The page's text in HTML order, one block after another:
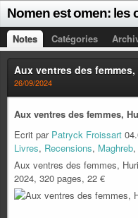
Notes Catégories
Aux ventres des
26/09/2024
Aux ventres des femmes,
Ecrit par Patryck Froissart
Livres, Recensions, Maghreb,
Aux ventres des femmes,
2024, 320 pages, 22 €